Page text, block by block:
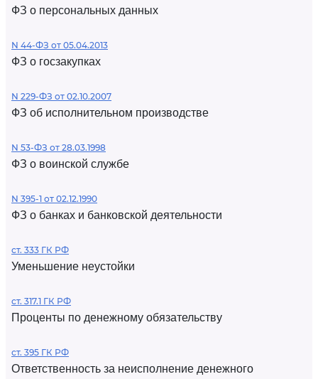
ФЗ о персональных данных
N 44-ФЗ от 05.04.2013
ФЗ о госзакупках
N 229-ФЗ от 02.10.2007
ФЗ об исполнительном производстве
N 53-ФЗ от 28.03.1998
ФЗ о воинской службе
N 395-1 от 02.12.1990
ФЗ о банках и банковской деятельности
ст. 333 ГК РФ
Уменьшение неустойки
ст. 317.1 ГК РФ
Проценты по денежному обязательству
ст. 395 ГК РФ
Ответственность за неисполнение денежного